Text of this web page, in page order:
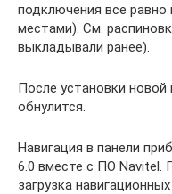
подключения все равно
местами). См.
выкладывали ранее).
После установки новой
обнулится.
Навигация в панели
6.0 вместе с ПО Navitel.
загрузка